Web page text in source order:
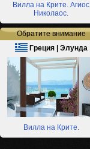
Вилла на Крите. Агиос
Николаос.
Обратите внимание
Греция | Элунда
Вилла на Крите.